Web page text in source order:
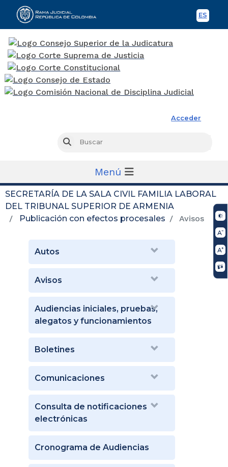
ES
Acceder
Buscar
Menú
SECRETARÍA DE LA SALA CIVIL FAMILIA LABORAL
DEL TRIBUNAL SUPERIOR DE ARMENIA
Publicación con efectos procesales
Avisos
Autos
Avisos
Audiencias iniciales, pruebas,
alegatos y funcionamientos
Boletines
Comunicaciones
Consulta de notificaciones
electrónicas
Cronograma de Audiencias